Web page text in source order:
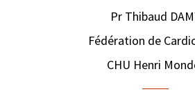
Pr Thibaud
Fédération de
CHU Henri